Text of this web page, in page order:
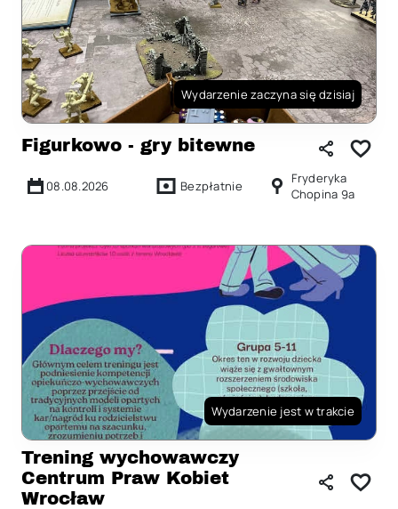
Wydarzenie zaczyna się dzisiaj
Figurkowo - gry bitewne
08.08.2026 Bezpłatnie
Fryderyka
Chopina 9a
Wydarzenie jest w trakcie
Trening wychowawczy
Centrum Praw Kobiet
Wrocław